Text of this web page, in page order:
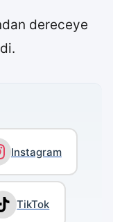
dereceye
Instagram
TikTok